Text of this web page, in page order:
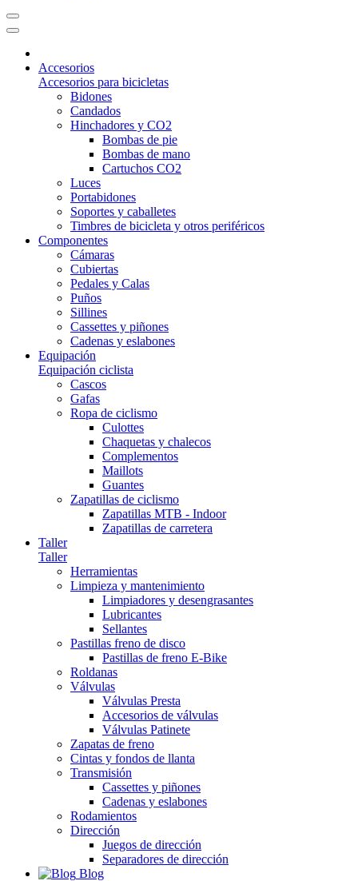
Accesorios
Accesorios para bicicletas
Bidones
Candados
Hinchadores y CO2
Bombas de pie
Bombas de mano
Cartuchos CO2
Luces
Portabidones
Soportes y caballetes
Timbres de bicicleta y otros periféricos
Componentes
Cámaras
Cubiertas
Pedales y Calas
Puños
Sillines
Cassettes y piñones
Cadenas y eslabones
Equipación
Equipación ciclista
Cascos
Gafas
Ropa de ciclismo
Culottes
Chaquetas y chalecos
Complementos
Maillots
Guantes
Zapatillas de ciclismo
Zapatillas MTB - Indoor
Zapatillas de carretera
Taller
Taller
Herramientas
Limpieza y mantenimiento
Limpiadores y desengrasantes
Lubricantes
Sellantes
Pastillas freno de disco
Pastillas de freno E-Bike
Roldanas
Válvulas
Válvulas Presta
Accesorios de válvulas
Válvulas Patinete
Zapatas de freno
Cintas y fondos de llanta
Transmisión
Cassettes y piñones
Cadenas y eslabones
Rodamientos
Dirección
Juegos de dirección
Separadores de dirección
Blog